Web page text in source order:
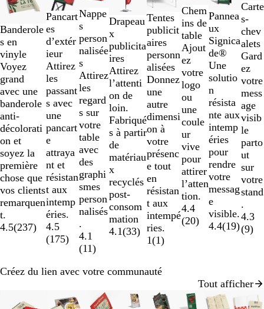
Banderole
s en
vinyle
Voyez
grand
avec une
banderole
anti-
décolorati
on et
soyez la
première
chose que
vos clients
remarquen
t.
4.5(237)
Pancart
es
d’extér
ieur
Attirez
les
passant
s avec
une
pancart
e
attraya
nt et
résistan
t aux
intemp
éries.
4.5
(175)
Nappe
s
person
nalisée
s
Attirez
les
regard
s sur
votre
table
avec
des
graphi
smes
person
nalisés
.
4.1
(11)
Drapeau
x
publicita
ires
Attirez
l’attenti
on de
loin.
Fabriqué
s à partir
de
matériau
x
recyclés
post-
consom
mation
4.1(33)
Tentes
publicit
aires
personn
alisées
Donnez
une
autre
dimensi
on à
votre
présenc
e tout
en
résistan
t aux
intempé
ries.
1(1)
Chem
ins de
table
Ajout
ez
votre
logo
ou
une
coule
ur
vive
pour
attirer
l’atten
tion.
4.4
(20)
Pannea
ux
Signica
de®
Une
solutio
n
résista
nte aux
intemp
éries
pour
rendre
votre
messag
e
visible.
4.4(19)
Carte
s-
chev
alets
Gard
ez
votre
mess
age
visib
le
parto
ut
sur
votre
stand
.
4.3
(9)
sur
8
Créez du lien avec votre communauté
Tout afficher
Nouvelles options